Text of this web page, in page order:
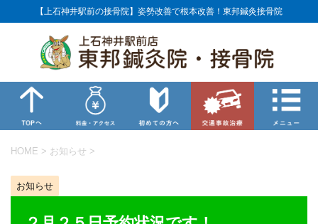
【上石神井駅前の接骨院】姿勢改善で根本改善！東邦鍼灸接骨院
HOME > お知らせ >
お知らせ